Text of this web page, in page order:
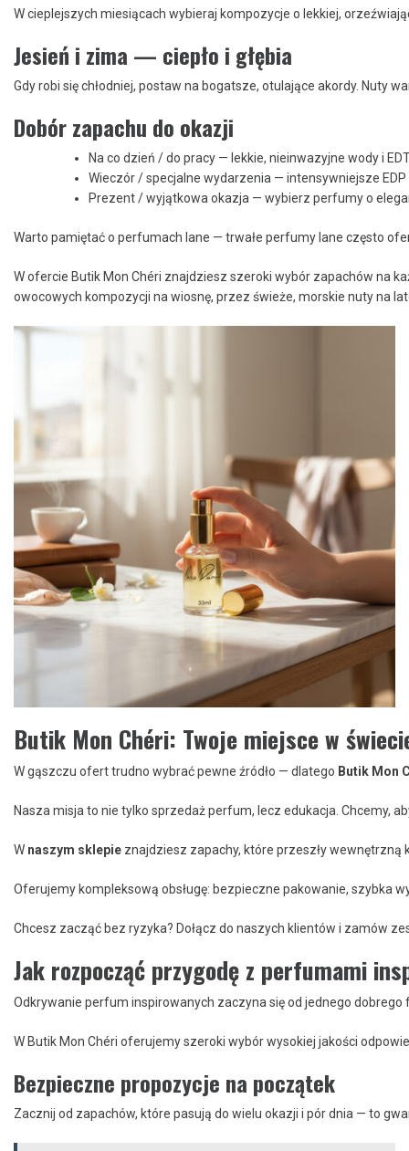
W cieplejszych miesiącach wybieraj kompozycje o lekkiej,
Jesień i zima — ciepło i głębia
Gdy robi się chłodniej, postaw na bogatsze, otulające akordy. Nuty
Dobór zapachu do okazji
Na co dzień / do pracy — lekkie, nieinwazyjne wody i
Wieczór / specjalne wydarzenia — intensywniejsze
Prezent / wyjątkowa okazja — wybierz perfumy o
Warto pamiętać o perfumach lane — trwałe perfumy lane często
W ofercie Butik Mon Chéri znajdziesz szeroki wybór zapachów na
owocowych kompozycji na wiosnę, przez świeże, morskie nuty na
Butik Mon Chéri: Twoje miejsce w
W gąszczu ofert trudno wybrać pewne źródło — dlatego Butik Mon
Nasza misja to nie tylko sprzedaż perfum, lecz edukacja. Chcemy,
W naszym sklepie znajdziesz zapachy, które przeszły
Oferujemy kompleksową obsługę: bezpieczne pakowanie, szybka
Chcesz zacząć bez ryzyka? Dołącz do naszych klientów i zamów
Jak rozpocząć przygodę z perfumami
Odkrywanie perfum inspirowanych zaczyna się od jednego
W Butik Mon Chéri oferujemy szeroki wybór wysokiej jakości
Bezpieczne propozycje na początek
Zacznij od zapachów, które pasują do wielu okazji i pór dnia — to